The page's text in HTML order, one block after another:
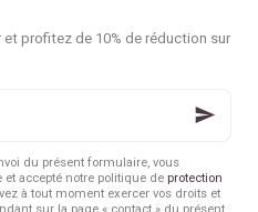
efficaces et zéro déchet
profitez de 10% de réduction sur
du présent formulaire, vous
accepté notre politique de protection
à tout moment exercer vos droits et